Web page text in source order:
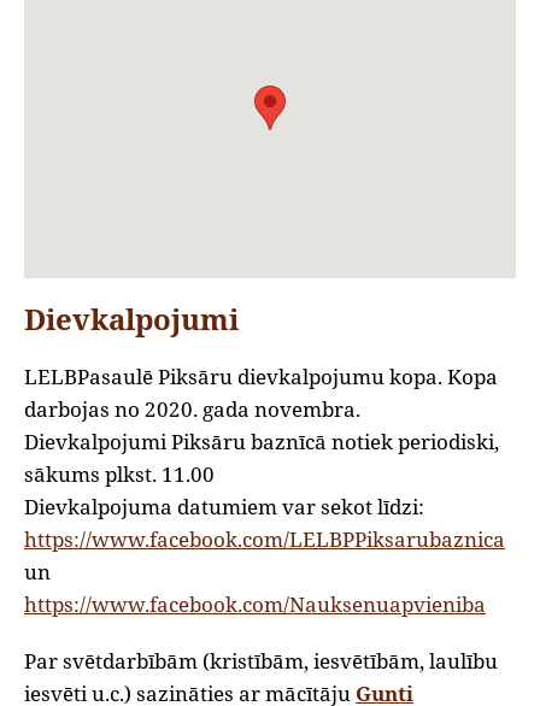
Dievkalpojumi
LELBPasaulē Piksāru dievkalpojumu kopa. Kopa
darbojas no 2020. gada novembra.
Dievkalpojumi Piksāru baznīcā notiek periodiski,
sākums plkst. 11.00
Dievkalpojuma datumiem var sekot līdzi:
https://www.facebook.com/LELBPPiksarubaznica
un
https://www.facebook.com/Nauksenuapvieniba
Par svētdarbībām (kristībām, iesvētībām, laulību
iesvēti u.c.) sazināties ar mācītāju Gunti